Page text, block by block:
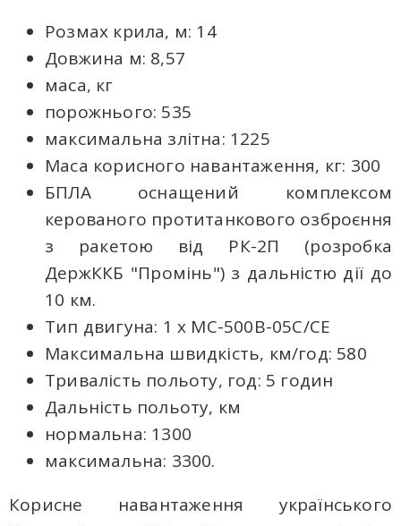
Розмах крила, м: 14
Довжина м: 8,57
маса, кг
порожнього: 535
максимальна злітна: 1225
Маса корисного навантаження, кг: 300
БПЛА оснащений комплексом
керованого протитанкового озброєння
з ракетою від РК-2П (розробка
ДержККБ "Промінь") з дальністю дії до
10 км.
Тип двигуна: 1 x МС-500В-05С/СЕ
Максимальна швидкість, км/год: 580
Тривалість польоту, год: 5 годин
Дальність польоту, км
нормальна: 1300
максимальна: 3300.
Корисне навантаження українського